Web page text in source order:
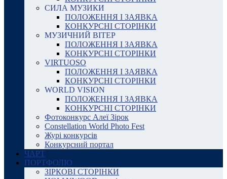
СИЛА МУЗИКИ
ПОЛОЖЕННЯ І ЗАЯВКА
КОНКУРСНІ СТОРІНКИ
МУЗИЧНИЙ ВІТЕР
ПОЛОЖЕННЯ І ЗАЯВКА
КОНКУРСНІ СТОРІНКИ
VIRTUOSO
ПОЛОЖЕННЯ І ЗАЯВКА
КОНКУРСНІ СТОРІНКИ
WORLD VISION
ПОЛОЖЕННЯ І ЗАЯВКА
КОНКУРСНІ СТОРІНКИ
Фотоконкурс Алеї Зірок
Constellation World Photo Fest
Журі конкурсів
Конкурсний портал
ЧАРТ
ПОРТФОЛІО
ЗІРКОВІ СТОРІНКИ